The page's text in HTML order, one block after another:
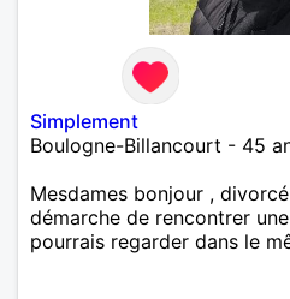
Simplement
Boulogne-Billancourt - 45
Mesdames bonjour ,
démarche de rencontrer
pourrais regarder dans le